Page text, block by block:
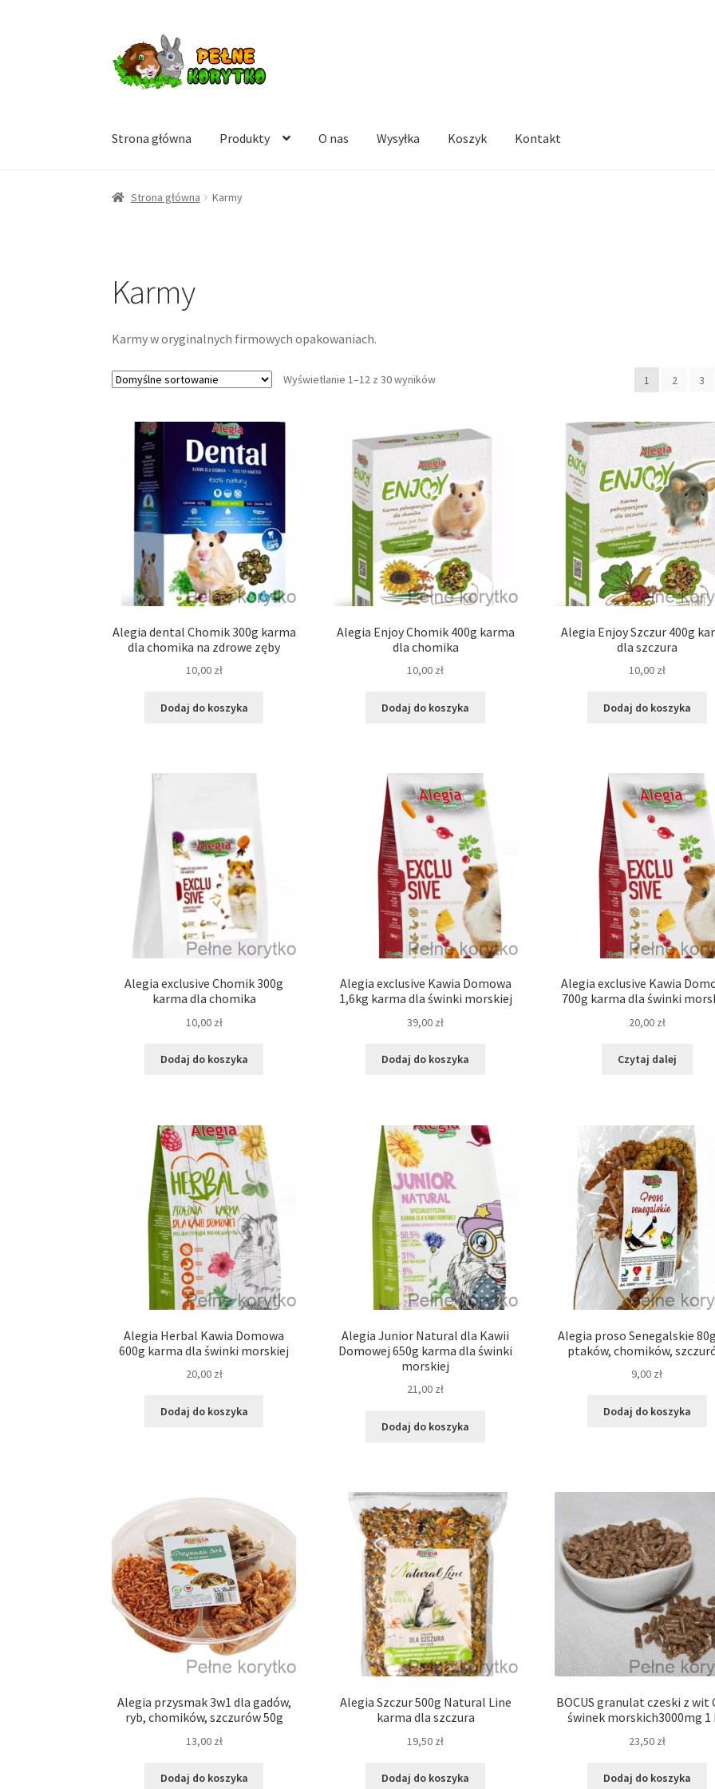
Przejdź
do
nawigacji
Przejdź
do
treści
Strona główna Produkty O nas Wysyłka Koszyk Kontakt
Strona główna Karmy
Karmy
Karmy w oryginalnych firmowych opakowaniach.
Wyświetlanie 1–12 z 30 wyników 1 2 3
Alegia dental Chomik 300g karma
dla chomika na zdrowe zęby
10,00 zł
Dodaj do koszyka
Alegia Enjoy Chomik 400g karma
dla chomika
10,00 zł
Dodaj do koszyka
Alegia Enjoy Szczur 400g
dla szczura
10,00 zł
Dodaj do koszyka
Alegia exclusive Chomik 300g
karma dla chomika
10,00 zł
Dodaj do koszyka
Alegia exclusive Kawia Domowa
1,6kg karma dla świnki morskiej
39,00 zł
Dodaj do koszyka
Alegia exclusive Kawia
700g karma dla świnki
20,00 zł
Czytaj dalej
Alegia Herbal Kawia Domowa
600g karma dla świnki morskiej
20,00 zł
Dodaj do koszyka
Alegia Junior Natural dla Kawii
Domowej 650g karma dla świnki
morskiej
21,00 zł
Dodaj do koszyka
Alegia proso Senegalskie
ptaków, chomików,
9,00 zł
Dodaj do koszyka
Alegia przysmak 3w1 dla gadów,
ryb, chomików, szczurów 50g
13,00 zł
Dodaj do koszyka
Alegia Szczur 500g Natural Line
karma dla szczura
19,50 zł
Dodaj do koszyka
BOCUS granulat czeski z wit
świnek morskich3000mg 1
23,50 zł
Dodaj do koszyka